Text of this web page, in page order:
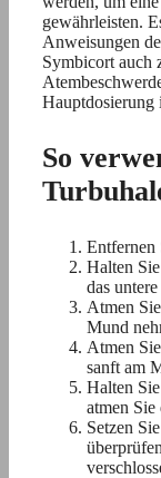
gewährleisten.
Anweisungen
Symbicort auch
Hauptdosierung
So
Entfernen
Halten
das
Atmen
Mund
Atmen
sanft am
Halten
atmen Sie
Setzen